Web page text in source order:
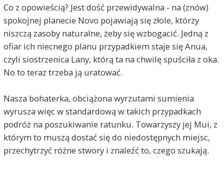
Co z opowieścią? Jest dość przewidywalna - na (znów)
spokojnej planecie Novo pojawiają się złole, którzy
niszczą zasoby naturalne, żeby się wzbogacić. Jedną z
ofiar ich niecnego planu przypadkiem staje się Anua,
czyli siostrzenica Lany, którą ta na chwilę spuściła z oka.
No to teraz trzeba ją uratować.
Nasza bohaterka, obciążona wyrzutami sumienia
wyrusza więc w standardową w takich przypadkach
podróż na poszukiwanie ratunku. Towarzyszy jej Mui, z
którym to muszą dostać się do niedostępnych miejsc,
przechytrzyć różne stwory i znaleźć to, czego szukają.